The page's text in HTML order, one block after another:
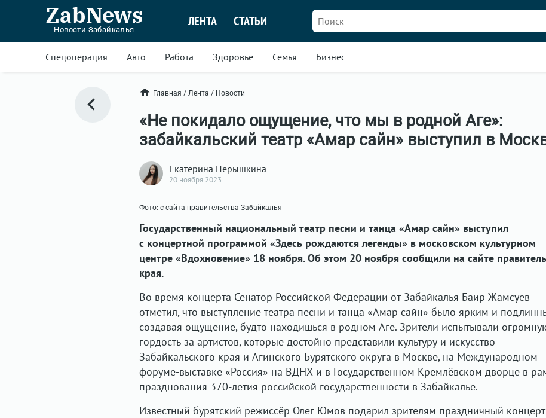
ZabNews
Новости Забайкалья
ЛЕНТА СТАТЬИ
Спецоперация Авто Работа Здоровье Семья Бизнес
Главная / Лента / Новости
«Не покидало ощущение, что мы в родной Аге»:
забайкальский театр «Амар сайн» выступил в
Екатерина Пёрышкина
20 ноября 2023
Фото: с сайта правительства Забайкалья
Государственный национальный театр песни и танца «Амар сайн» выступил
с концертной программой «Здесь рождаются легенды» в московском культурном
центре «Вдохновение» 18 ноября. Об этом 20 ноября сообщили на сайте
края.
Во время концерта Сенатор Российской Федерации от Забайкалья Баир Жамсуев
отметил, что выступление театра песни и танца «Амар сайн» было ярким и
создавая ощущение, будто находишься в родном Аге. Зрители испытывали
гордость за артистов, которые достойно представили культуру и искусство
Забайкальского края и Агинского Бурятского округа в Москве, на Международном
форуме-выставке «Россия» на ВДНХ и в Государственном Кремлёвском дворце в
празднования 370-летия российской государственности в Забайкалье.
Известный бурятский режиссёр Олег Юмов подарил зрителям праздничный концерт